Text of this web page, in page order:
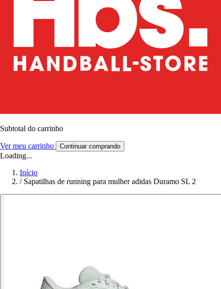
Subtotal do carrinho
Ver meu carrinho Continuar comprando
Loading...
Início
/ Sapatilhas de running para mulher adidas Duramo SL 2